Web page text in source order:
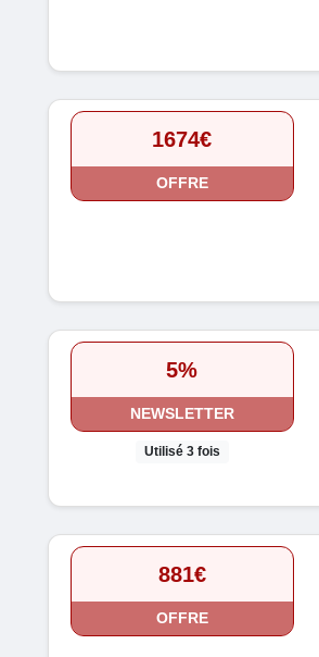
1674€
OFFRE
5%
NEWSLETTER
Utilisé 3 fois
881€
OFFRE